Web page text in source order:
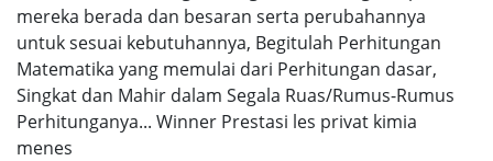
mereka berada dan besaran serta perubahannya
untuk sesuai kebutuhannya, Begitulah Perhitungan
Matematika yang memulai dari Perhitungan dasar,
Singkat dan Mahir dalam Segala Ruas/Rumus-Rumus
Perhitunganya... Winner Prestasi les privat kimia
menes